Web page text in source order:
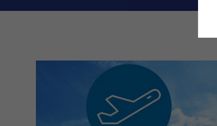
Landingpages